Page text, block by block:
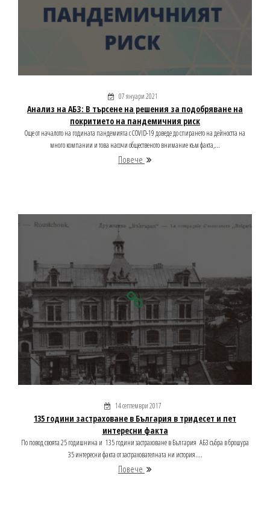
07 януари 2021
Анализ на АБЗ: В търсене на решения за подобряване на
покритието на пандемичния риск
Още от началото на годината пандемията с COVID-19 доведе до спирането на дейността на
много компании и това насочи общественото внимание към факта,...
Повече
14 септември 2017
135 години застраховане в България в тридесет и пет
интересни факта
По повод своята 25 годишнина и 135 години застраховане в България АБЗ събра в брошура
35 интересни факта от застрахователната ни история....
Повече